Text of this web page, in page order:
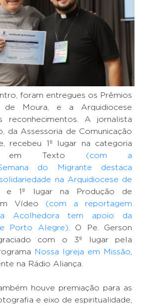
foram entregues os Prêmios
de Moura, e a Arquidiocese
reconhecimentos. A jornalista
da Assessoria de Comunicação
recebeu 1º lugar na categoria
em Texto (com a
do Migrante destaca
na Arquidiocese de
e 1º lugar na Produção de
Vídeo (com a reportagem
Acolhedora tem apoio da
Porto Alegre). O Pe. Gerson
com o 3º lugar pela
Nossa Igreja em Missão,
na Rádio Aliança.
houve premiação para as
e eixo de espiritualidade,